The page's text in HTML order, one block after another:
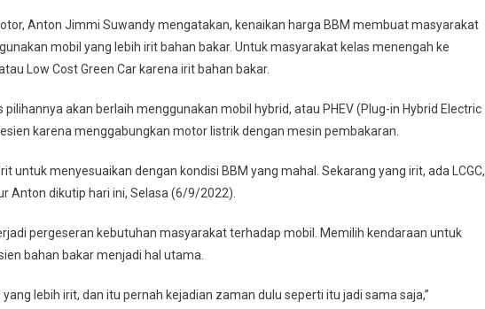
Anton Jimmi Suwandy mengatakan, kenaikan harga BBM membuat masyarakat
mobil yang lebih irit bahan bakar. Untuk masyarakat kelas menengah ke
Low Cost Green Car karena irit bahan bakar.
akan berlaih menggunakan mobil hybrid, atau PHEV (Plug-in Hybrid Electric
karena menggabungkan motor listrik dengan mesin pembakaran.
untuk menyesuaikan dengan kondisi BBM yang mahal. Sekarang yang irit, ada LCGC,
Anton dikutip hari ini, Selasa (6/9/2022).
pergeseran kebutuhan masyarakat terhadap mobil. Memilih kendaraan untuk
bahan bakar menjadi hal utama.
lebih irit, dan itu pernah kejadian zaman dulu seperti itu jadi sama saja,”